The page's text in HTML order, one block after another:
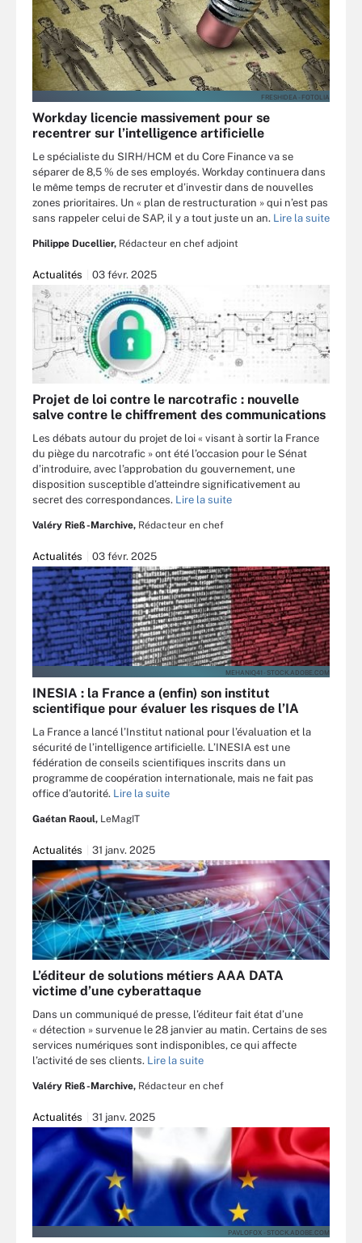
FRESHIDEA - FOTOLIA
Workday licencie massivement pour se
recentrer sur l’intelligence artificielle
Le spécialiste du SIRH/HCM et du Core Finance va se
séparer de 8,5 % de ses employés. Workday continuera dans
le même temps de recruter et d’investir dans de nouvelles
zones prioritaires. Un « plan de restructuration » qui n’est pas
sans rappeler celui de SAP, il y a tout juste un an. Lire la suite
Philippe Ducellier, Rédacteur en chef adjoint
Actualités 03 févr. 2025
Projet de loi contre le narcotrafic : nouvelle
salve contre le chiffrement des communications
Les débats autour du projet de loi « visant à sortir la France
du piège du narcotrafic » ont été l’occasion pour le Sénat
d’introduire, avec l’approbation du gouvernement, une
disposition susceptible d’atteindre significativement au
secret des correspondances. Lire la suite
Valéry Rieß-Marchive, Rédacteur en chef
Actualités 03 févr. 2025
MEHANIQ41 - STOCK.ADOBE.COM
INESIA : la France a (enfin) son institut
scientifique pour évaluer les risques de l’IA
La France a lancé l’Institut national pour l’évaluation et la
sécurité de l’intelligence artificielle. L’INESIA est une
fédération de conseils scientifiques inscrits dans un
programme de coopération internationale, mais ne fait pas
office d’autorité. Lire la suite
Gaétan Raoul, LeMagIT
Actualités 31 janv. 2025
L’éditeur de solutions métiers AAA DATA
victime d’une cyberattaque
Dans un communiqué de presse, l’éditeur fait état d’une
« détection » survenue le 28 janvier au matin. Certains de ses
services numériques sont indisponibles, ce qui affecte
l’activité de ses clients. Lire la suite
Valéry Rieß-Marchive, Rédacteur en chef
Actualités 31 janv. 2025
PAVLOFOX - STOCK.ADOBE.COM